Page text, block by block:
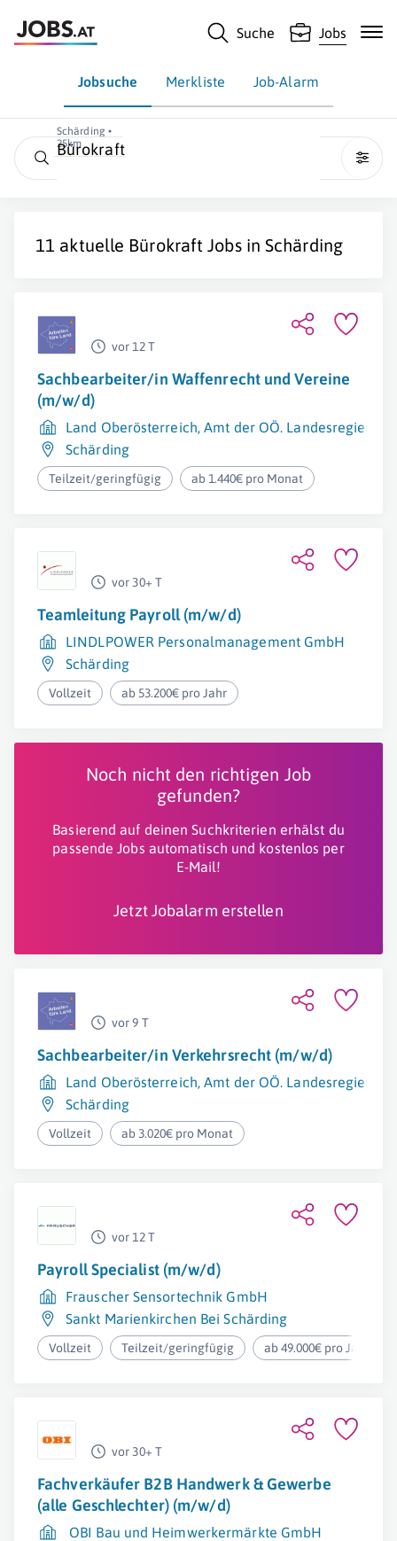
Suche Jobs
Jobsuche Merkliste Job-Alarm
Schärding •
25km
Bürokraft
11 aktuelle Bürokraft Jobs inSchärding
vor 12 T
Sachbearbeiter/in Waffenrecht und Vereine
(m/w/d)
Land Oberösterreich, Amt der OÖ. Landesregierung
Schärding
Teilzeit/geringfügig ab 1.440€ pro Monat
vor 30+ T
Teamleitung Payroll (m/w/d)
LINDLPOWER Personalmanagement GmbH
Schärding
Vollzeit ab 53.200€ pro Jahr
Noch nicht den richtigen Job
gefunden?
Basierend auf deinen Suchkriterien erhälst du
passende Jobs automatisch und kostenlos per
E-Mail!
Jetzt Jobalarm erstellen
vor 9 T
Sachbearbeiter/in Verkehrsrecht (m/w/d)
Land Oberösterreich, Amt der OÖ. Landesregierung
Schärding
Vollzeit ab 3.020€ pro Monat
vor 12 T
Payroll Specialist (m/w/d)
Frauscher Sensortechnik GmbH
Sankt Marienkirchen Bei Schärding
Vollzeit Teilzeit/geringfügig ab 49.000€ pro Jahr
vor 30+ T
Fachverkäufer B2B Handwerk & Gewerbe
(alle Geschlechter) (m/w/d)
OBI Bau und Heimwerkermärkte GmbH